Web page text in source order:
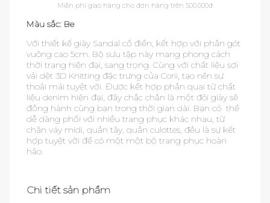
Miễn phí giao hàng cho đơn hàng trên 500.000đ
Màu sắc: Be
Với thiết kế giày Sandal cổ điển, kết hợp với phần gót
vuông cao 5cm. Bộ sưu tập này mang phong cách
thời trang hiện đại, sang trọng. Cùng với chất liệu sợi
vải dệt 3D Knitting đặc trưng của Corii, tạo nên sự
thoải mái tuyệt vời. Được kết hợp phần quai từ chất
liệu denim hiện đại, đây chắc chắn là một đôi giày sẽ
đồng hành cùng bạn trong thời gian dài. Bạn có thể
dễ dàng phối với nhiều trang phục khác nhau, từ
chân váy midi, quần tây, quần culottes, đều là sự kết
hợp tuyệt vời để có một một bộ trang phục hoàn
hảo.
Chi tiết sản phẩm